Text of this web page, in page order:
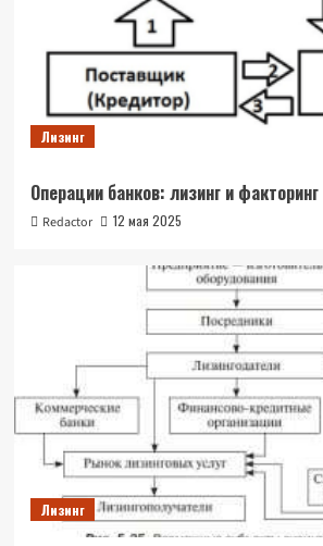
Лизинг
Операции банков: лизинг и факторинг
Redactor 12 мая 2025
Лизинг